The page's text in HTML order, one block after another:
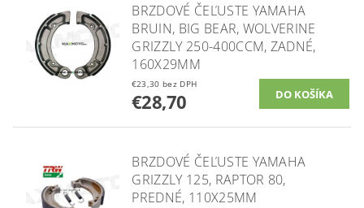
BRZDOVÉ ČEĽUSTE YAMAHA
BRUIN, BIG BEAR, WOLVERINE
GRIZZLY 250-400CCM, ZADNÉ,
160X29MM
€23,30 bez DPH
€28,70
BRZDOVÉ ČEĽUSTE YAMAHA
GRIZZLY 125, RAPTOR 80,
PREDNÉ, 110X25MM